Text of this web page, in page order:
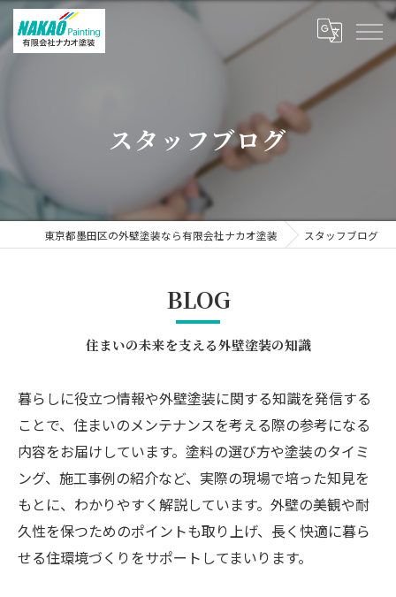
スタッフブログ
東京都墨田区の外壁塗装なら有限会社ナカオ塗装 スタッフブログ
BLOG
住まいの未来を支える外壁塗装の知識
暮らしに役立つ情報や外壁塗装に関する知識を発信する
ことで、住まいのメンテナンスを考える際の参考になる
内容をお届けしています。塗料の選び方や塗装のタイミ
ング、施工事例の紹介など、実際の現場で培った知見を
もとに、わかりやすく解説しています。外壁の美観や耐
久性を保つためのポイントも取り上げ、長く快適に暮ら
せる住環境づくりをサポートしてまいります。